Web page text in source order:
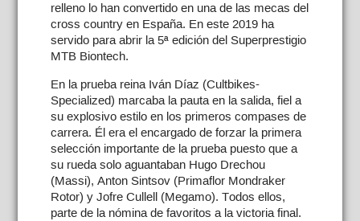
relleno lo han convertido en una de las mecas del
cross country en España. En este 2019 ha
servido para abrir la 5ª edición del Superprestigio
MTB Biontech.
En la prueba reina Iván Díaz (Cultbikes-
Specialized) marcaba la pauta en la salida, fiel a
su explosivo estilo en los primeros compases de
carrera. Él era el encargado de forzar la primera
selección importante de la prueba puesto que a
su rueda solo aguantaban Hugo Drechou
(Massi), Anton Sintsov (Primaflor Mondraker
Rotor) y Jofre Cullell (Megamo). Todos ellos,
parte de la nómina de favoritos a la victoria final.